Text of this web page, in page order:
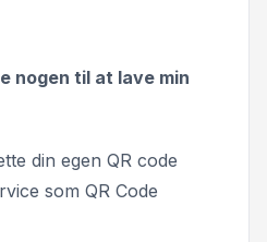
nogen til at lave min
din egen QR code
som QR Code